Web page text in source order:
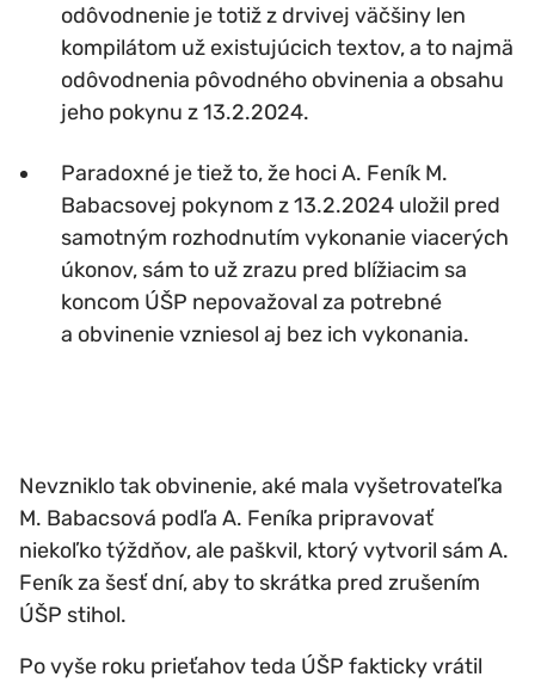
odôvodnenie je totiž z drvivej väčšiny len
kompilátom už existujúcich textov, a to najmä
odôvodnenia pôvodného obvinenia a obsahu
jeho pokynu z 13.2.2024.
Paradoxné je tiež to, že hoci A. Feník M.
Babacsovej pokynom z 13.2.2024 uložil pred
samotným rozhodnutím vykonanie viacerých
úkonov, sám to už zrazu pred blížiacim sa
koncom ÚŠP nepovažoval za potrebné
a obvinenie vzniesol aj bez ich vykonania.
Nevzniklo tak obvinenie, aké mala vyšetrovateľka
M. Babacsová podľa A. Feníka pripravovať
niekoľko týždňov, ale paškvil, ktorý vytvoril sám A.
Feník za šesť dní, aby to skrátka pred zrušením
ÚŠP stihol.
Po vyše roku prieťahov teda ÚŠP fakticky vrátil